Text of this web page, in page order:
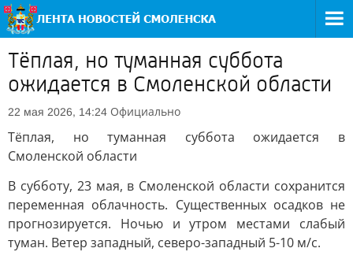
Тёплая, но туманная суббота
ожидается в Смоленской области
22 мая 2026, 14:24 Официально
Тёплая, но туманная суббота ожидается в
Смоленской области
В субботу, 23 мая, в Смоленской области сохранится
переменная облачность. Существенных осадков не
прогнозируется. Ночью и утром местами слабый
туман. Ветер западный, северо-западный 5-10 м/с.